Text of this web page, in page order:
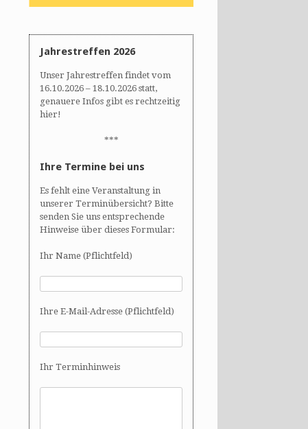
Jahrestreffen 2026
Unser Jahrestreffen findet vom
16.10.2026 – 18.10.2026 statt,
genauere Infos gibt es rechtzeitig
hier!
***
Ihre Termine bei uns
Es fehlt eine Veranstaltung in
unserer Terminübersicht? Bitte
senden Sie uns entsprechende
Hinweise über dieses Formular:
Ihr Name (Pflichtfeld)
Ihre E-Mail-Adresse (Pflichtfeld)
Ihr Terminhinweis